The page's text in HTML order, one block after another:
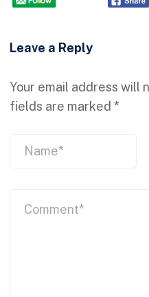
Leave a Reply
Your email address will
fields are marked *